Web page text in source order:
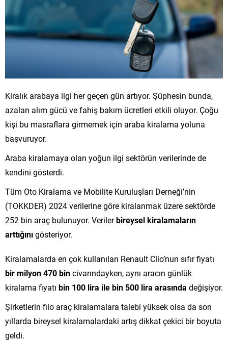
Kiralık arabaya ilgi her geçen gün artıyor. Şüphesin bunda,
azalan alım gücü ve fahiş bakım ücretleri etkili oluyor. Çoğu
kişi bu masraflara girmemek için araba kiralama yoluna
başvuruyor.
Araba kiralamaya olan yoğun ilgi sektörün verilerinde de
kendini gösterdi.
Tüm Oto Kiralama ve Mobilite Kuruluşları Derneği’nin
(TOKKDER) 2024 verilerine göre kiralanmak üzere sektörde
252 bin araç bulunuyor. Verilerbireysel kiralamaların
arttığınıgösteriyor.
Kiralamalarda en çok kullanılan Renault Clio’nun sıfır fiyatı
bir milyon 470 bincivarındayken, aynı aracın günlük
kiralama fiyatı bin 100 lira ile bin 500 lira arasında değişiyor.
Şirketlerin filo araç kiralamalara talebi yüksek olsa da son
yıllarda bireysel kiralamalardaki artış dikkat çekici bir boyuta
geldi.